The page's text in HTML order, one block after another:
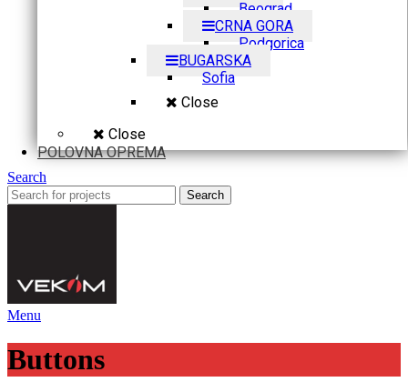
Beograd
CRNA GORA
Podgorica
BUGARSKA
Sofia
Close
Close
POLOVNA OPREMA
Search
Search
Menu
Buttons